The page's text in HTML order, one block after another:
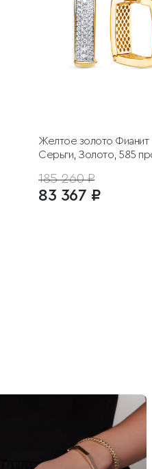
Желтое золото Фианит
Серьги, Золото, 585
185 260 ₽
83 367 ₽